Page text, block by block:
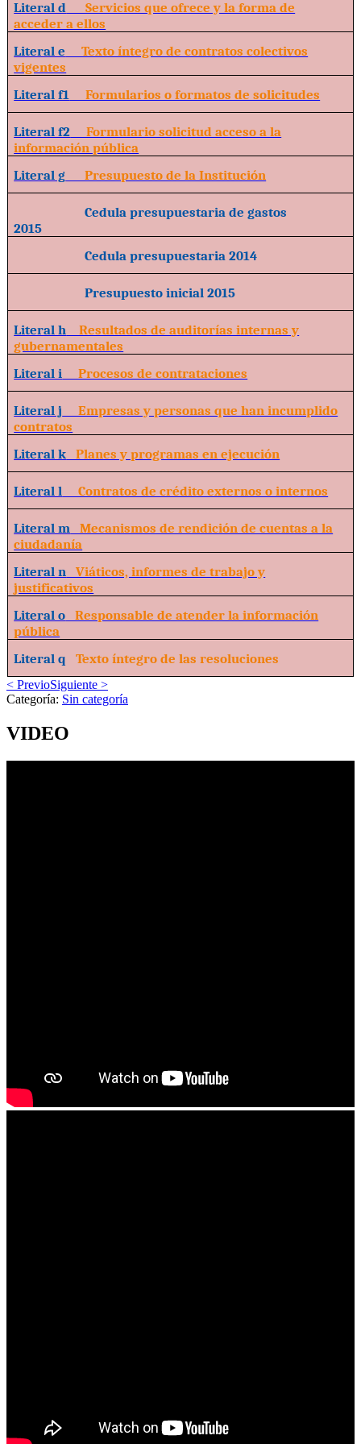
Literal d Servicios que ofrece y la forma de
acceder a ellos
Literal e Texto íntegro de contratos colectivos
vigentes
Literal f1 Formularios o formatos de solicitudes
Literal f2 Formulario solicitud acceso a la
información pública
Literal g Presupuesto de la Institución
Cedula presupuestaria de gastos
2015
Cedula presupuestaria 2014
Presupuesto inicial 2015
Literal h Resultados de auditorías internas y
gubernamentales
Literal i Procesos de contrataciones
Literal j Empresas y personas que han incumplido
contratos
Literal k Planes y programas en ejecución
Literal l Contratos de crédito externos o internos
Literal m Mecanismos de rendición de cuentas a la
ciudadanía
Literal n Viáticos, informes de trabajo y
justificativos
Literal o Responsable de atender la información
pública
Literal q Texto íntegro de las resoluciones
< PrevioSiguiente >
Categoría: Sin categoría
VIDEO